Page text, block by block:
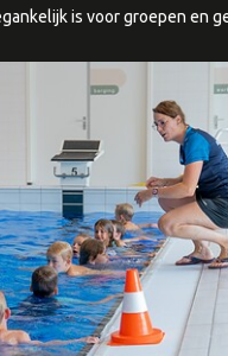
is voor groepen en